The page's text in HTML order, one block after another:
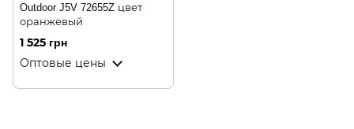
Outdoor J5V 72655Z цвет
оранжевый
1 525 грн
Оптовые цены